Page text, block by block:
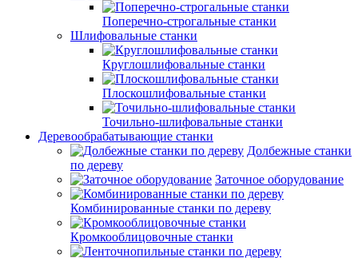
Поперечно-строгальные станки
Шлифовальные станки
Круглошлифовальные станки
Плоскошлифовальные станки
Точильно-шлифовальные станки
Деревообрабатывающие станки
Долбежные станки
по дереву
Заточное оборудование
Комбинированные станки по дереву
Кромкооблицовочные станки